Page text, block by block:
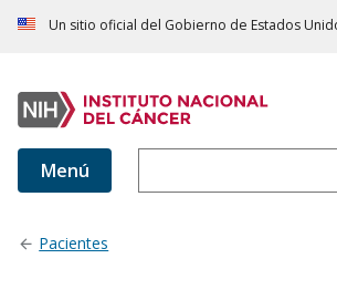
Un sitio oficial del Gobierno de Estados
Menú
Pacientes